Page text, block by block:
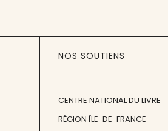
NOS SOUTIENS
CENTRE NATIONAL DU LIVRE
RÉGION ÎLE-DE-FRANCE